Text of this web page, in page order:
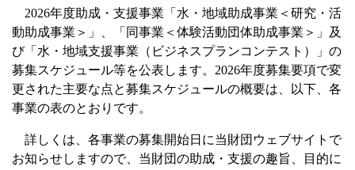
2026年度助成・支援事業「水・地域助成事業＜研究・活
動助成事業＞」、「同事業＜体験活動団体助成事業＞」及
び「水・地域支援事業（ビジネスプランコンテスト）」の
募集スケジュール等を公表します。2026年度募集要項で変
更された主要な点と募集スケジュールの概要は、以下、各
事業の表のとおりです。
詳しくは、各事業の募集開始日に当財団ウェブサイトで
お知らせしますので、当財団の助成・支援の趣旨、目的に